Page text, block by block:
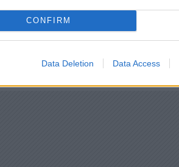
CONFIRM
Data Deletion Data Access
is, ami külön piros pont.